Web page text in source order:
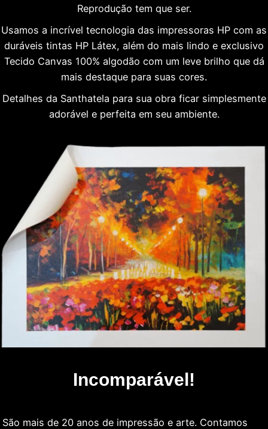
Reprodução tem que ser.
Usamos a incrível tecnologia das impressoras HP com as
duráveis tintas HP Látex, além do mais lindo e exclusivo
Tecido Canvas 100% algodão com um leve brilho que dá
mais destaque para suas cores.
Detalhes da Santhatela para sua obra ficar simplesmente
adorável e perfeita em seu ambiente.
Incomparável!
São mais de 20 anos de impressão e arte. Contamos